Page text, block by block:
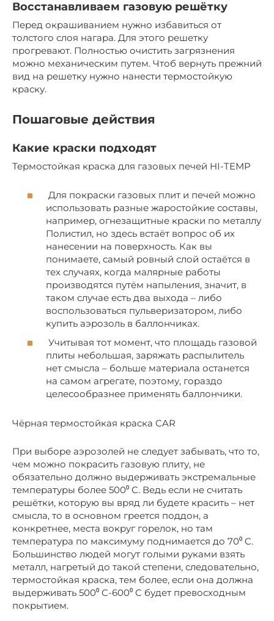
Восстанавливаем газовую решётку
Перед окрашиванием нужно избавиться от
толстого слоя нагара. Для этого решетку
прогревают. Полностью очистить загрязнения
можно механическим путем. Чтоб вернуть прежний
вид на решетку нужно нанести термостойкую
краску.
Пошаговые действия
Какие краски подходят
Термостойкая краска для газовых печей HI-TEMP
Для покраски газовых плит и печей можно
использовать разные жаростойкие составы,
например, огнезащитные краски по металлу
Полистил, но здесь встаёт вопрос об их
нанесении на поверхность. Как вы
понимаете, самый ровный слой остаётся в
тех случаях, когда малярные работы
производятся путём напыления, значит, в
таком случае есть два выхода – либо
воспользоваться пульверизатором, либо
купить аэрозоль в баллончиках.
Учитывая тот момент, что площадь газовой
плиты небольшая, заряжать распылитель
нет смысла – больше материала останется
на самом агрегате, поэтому, гораздо
целесообразнее применять баллончики.
Чёрная термостойкая краска CAR
При выборе аэрозолей не следует забывать, что то,
чем можно покрасить газовую плиту, не
обязательно должно выдерживать экстремальные
температуры более 500⁰ C. Ведь если не считать
решётки, которую вы вряд ли будете красить – нет
смысла, то в основном греется поддон, а
конкретнее, места вокруг горелок, но там
температура по максимуму поднимается до 70⁰ C.
Большинство людей могут голыми руками взять
металл, нагретый до такой степени, следовательно,
термостойкая краска, тем более, если она должна
выдерживать 500⁰ C-600⁰ C будет превосходным
покрытием.